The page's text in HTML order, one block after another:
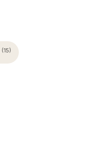
(15)